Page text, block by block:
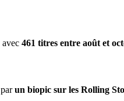
avec 461 titres entre août et
un biopic sur les Rolling